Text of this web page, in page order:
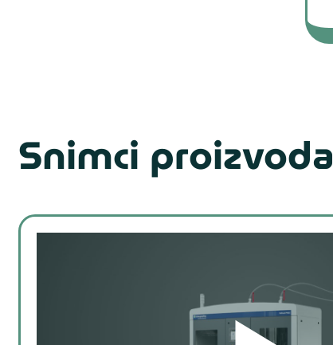
Snimci proizvoda